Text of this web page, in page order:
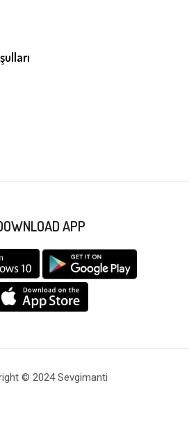
APP
© 2024 Sevgimanti